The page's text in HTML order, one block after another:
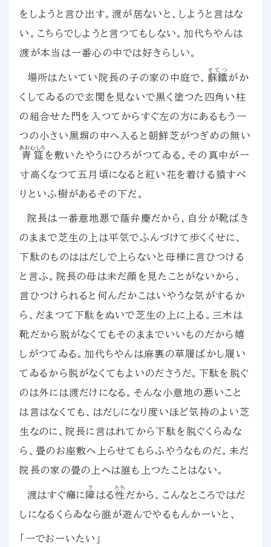
をしようと言ひ出す。渡が居ないと、しようと言はな
い。こちらでしようと言つてもしない。加代ちやんは
渡が本当は一番心の中では好きらしい。
場所はたいてい院長の子の家の中庭で、 蘇鐵
そてつ
がか
くしてゐるので玄関を見ないで黒く塗つた四角い柱
の組合せた門を入つてからすぐ左の方にあるもう一
つの小さい黒塀の中へ入ると朝鮮芝がつぎめの無い
青筵
あおむしろ
を敷いたやうにひろがつてゐる。その真中が一
寸高くなつて五月頃になると紅い花を着ける猿すべ
りといふ樹があるその下だ。
院長は一番意地悪で蔭弁慶だから、自分が靴ばき
のままで芝生の上は平気でふんづけて歩くくせに、
下駄のものははだしで上らないと母様に言ひつける
と言ふ。院長の母は未だ顔を見たことがないから、
言ひつけられると何んだかこはいやうな気がするか
ら、だまつて下駄をぬいで芝生の上に上る。三木は
靴だから脱がなくてもそのままでいいものだから嬉
しがつてゐる。加代ちやんは麻裏の草履ばかし履い
てゐるから脱がなくてもよいのださうだ。下駄を脱ぐ
のは外には渡だけになる。そんな小意地の悪いこと
は言はなくても、はだしになり度いほど気持のよい芝
生なのに、院長に言はれてから下駄を脱ぐくらゐな
ら、畳のお座敷へ上らせてもらふやうなものだ。未だ
院長の家の畳の上へは誰も上つたことはない。
渡はすぐ癪に 障
さ
はる性
たち
だから、こんなところではだ
しになるくらゐなら誰が遊んでやるもんかーいと、
「一でおーいたい」